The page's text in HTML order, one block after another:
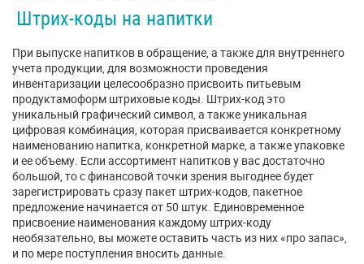
Штрих-коды на напитки
При выпуске напитков в обращение, а также для внутреннего
учета продукции, для возможности проведения
инвентаризации целесообразно присвоить питьевым
продуктамоформ штриховые коды. Штрих-код это
уникальный графический символ, а также уникальная
цифровая комбинация, которая присваивается конкретному
наименованию напитка, конкретной марке, а также упаковке
и ее объему. Если ассортимент напитков у вас достаточно
большой, то с финансовой точки зрения выгоднее будет
зарегистрировать сразу пакет штрих-кодов, пакетное
предложение начинается от 50 штук. Единовременное
присвоение наименования каждому штрих-коду
необязательно, вы можете оставить часть из них «про запас»,
и по мере поступления вносить данные.